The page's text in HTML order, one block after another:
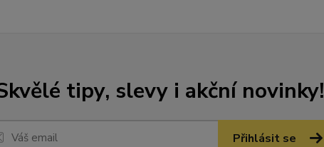
tipy, slevy i akční novinky!
Přihlásit se